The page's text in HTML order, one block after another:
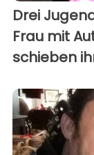
Drei
Frau mit
schieben